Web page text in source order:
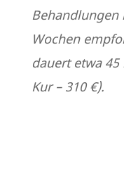
Behandlungen
Wochen
dauert etwa
Kur – 310 €).